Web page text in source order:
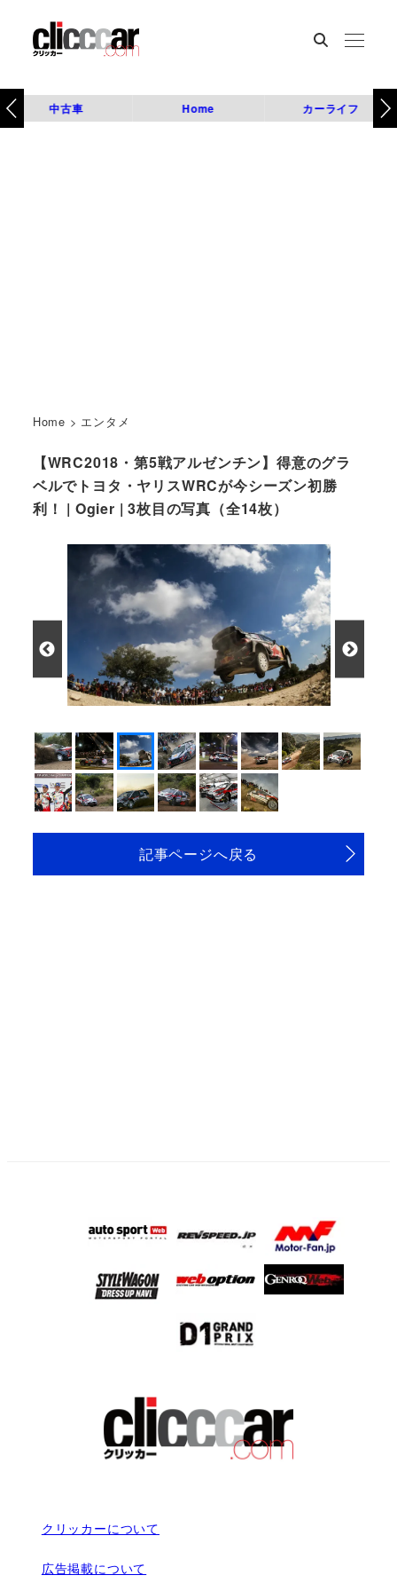
中古車 Home カーライフ
Home > エンタメ
【WRC2018・第5戦アルゼンチン】得意のグラ
ベルでトヨタ・ヤリスWRCが今シーズン初勝
利！ | Ogier | 3枚目の写真（全14枚）
記事ページへ戻る
クリッカーについて
広告掲載について